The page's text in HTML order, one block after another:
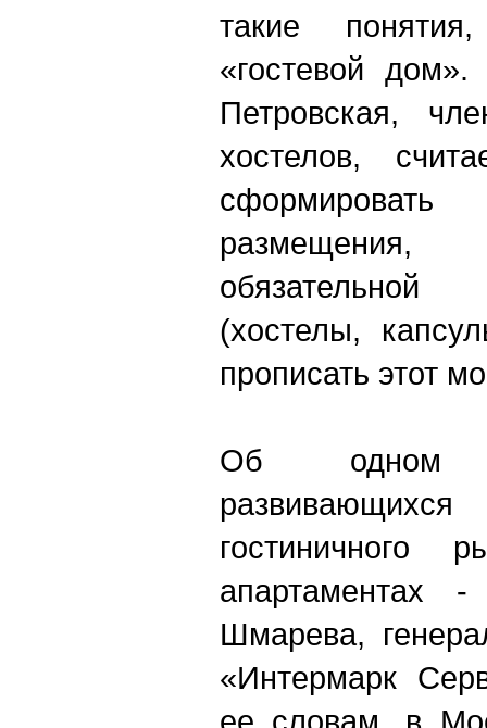
такие
«гостевой
Петровская,
хостелов,
(хостелы,
прописать этот
Об одном
гостиничного
апартаментах
Шмарева,
«Интермарк